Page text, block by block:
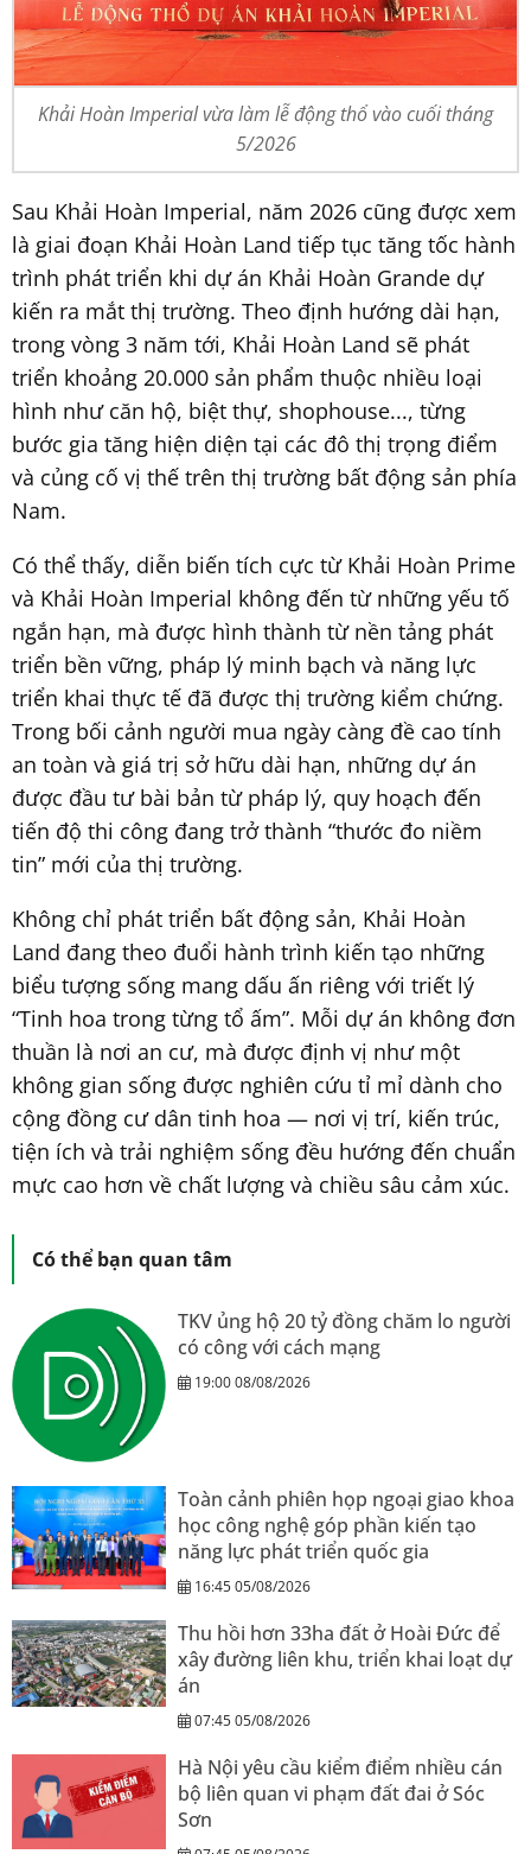
Khải Hoàn Imperial vừa làm lễ động thổ vào cuối tháng
5/2026
Sau Khải Hoàn Imperial, năm 2026 cũng được xem
là giai đoạn Khải Hoàn Land tiếp tục tăng tốc hành
trình phát triển khi dự án Khải Hoàn Grande dự
kiến ra mắt thị trường. Theo định hướng dài hạn,
trong vòng 3 năm tới, Khải Hoàn Land sẽ phát
triển khoảng 20.000 sản phẩm thuộc nhiều loại
hình như căn hộ, biệt thự, shophouse..., từng
bước gia tăng hiện diện tại các đô thị trọng điểm
và củng cố vị thế trên thị trường bất động sản phía
Nam.
Có thể thấy, diễn biến tích cực từ Khải Hoàn Prime
và Khải Hoàn Imperial không đến từ những yếu tố
ngắn hạn, mà được hình thành từ nền tảng phát
triển bền vững, pháp lý minh bạch và năng lực
triển khai thực tế đã được thị trường kiểm chứng.
Trong bối cảnh người mua ngày càng đề cao tính
an toàn và giá trị sở hữu dài hạn, những dự án
được đầu tư bài bản từ pháp lý, quy hoạch đến
tiến độ thi công đang trở thành “thước đo niềm
tin” mới của thị trường.
Không chỉ phát triển bất động sản, Khải Hoàn
Land đang theo đuổi hành trình kiến tạo những
biểu tượng sống mang dấu ấn riêng với triết lý
“Tinh hoa trong từng tổ ấm”. Mỗi dự án không đơn
thuần là nơi an cư, mà được định vị như một
không gian sống được nghiên cứu tỉ mỉ dành cho
cộng đồng cư dân tinh hoa — nơi vị trí, kiến trúc,
tiện ích và trải nghiệm sống đều hướng đến chuẩn
mực cao hơn về chất lượng và chiều sâu cảm xúc.
Có thể bạn quan tâm
TKV ủng hộ 20 tỷ đồng chăm lo người
có công với cách mạng
19:00 08/08/2026
Toàn cảnh phiên họp ngoại giao khoa
học công nghệ góp phần kiến tạo
năng lực phát triển quốc gia
16:45 05/08/2026
Thu hồi hơn 33ha đất ở Hoài Đức để
xây đường liên khu, triển khai loạt dự
án
07:45 05/08/2026
Hà Nội yêu cầu kiểm điểm nhiều cán
bộ liên quan vi phạm đất đai ở Sóc
Sơn